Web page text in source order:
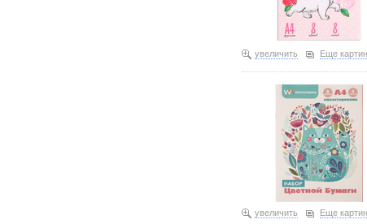
увеличить Еще
увеличить Еще